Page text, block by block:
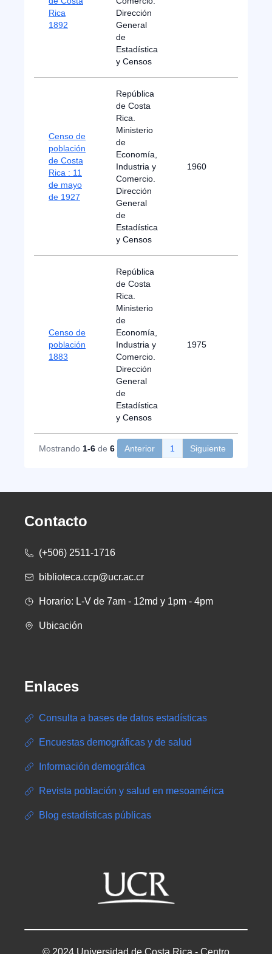
Rica
1892
Dirección
General
de
Estadística
y Censos
Censo de
población
de Costa
Rica : 11
de mayo
de 1927
República
de Costa
Rica.
Ministerio
de
Economía,
Industria y
Comercio.
Dirección
General
de
Estadística
y Censos
1960
Censo de
población
1883
República
de Costa
Rica.
Ministerio
de
Economía,
Industria y
Comercio.
Dirección
General
de
Estadística
y Censos
1975
Mostrando 1-6 de 6 Anterior 1 Siguiente
Contacto
(+506) 2511-1716
biblioteca.ccp@ucr.ac.cr
Horario: L-V de 7am - 12md y 1pm - 4pm
Ubicación
Enlaces
Consulta a bases de datos estadísticas
Encuestas demográficas y de salud
Información demográfica
Revista población y salud en mesoamérica
Blog estadísticas públicas
© 2024 Universidad de Costa Rica - Centro